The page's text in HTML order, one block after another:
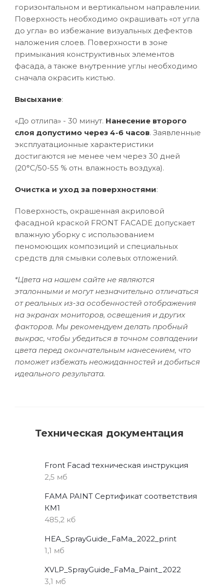
горизонтальном и вертикальном направлении.
Поверхность необходимо окрашивать «от угла
до угла» во избежание визуальных дефектов
наложения слоев. Поверхности в зоне
примыкания конструктивных элементов
фасада, а также внутренние углы необходимо
сначала окрасить кистью.
Высыхание:
«До отлипа» - 30 минут. Нанесение второго
слоя допустимо через 4-6 часов. Заявленные
эксплуатационные характеристики
достигаются не менее чем через 30 дней
(20°C/50-55 % отн. влажность воздуха).
Очистка и уход за поверхностями:
Поверхность, окрашенная акриловой
фасадной краской FRONT FACADE допускает
влажную уборку с использованием
пеномоющих композиций и специальных
средств для смывки солевых отложений.
*Цвета на нашем сайте не являются
эталонными и могут незначительно отличаться
от реальных из-за особенностей отображения
на экранах мониторов, освещения и других
факторов. Мы рекомендуем делать пробный
выкрас, чтобы убедиться в точном совпадении
цвета перед окончательным нанесением, что
поможет избежать неожиданностей и добиться
идеального результата.
Техническая документация
Front Facad техническая инструкция
2,5 мб
FAMA PAINT Сертификат соответствия
КМ1
485,2 кб
HEA_SprayGuide_FaMa_2022_print
1,1 мб
XVLP_SprayGuide_FaMa_Paint_2022
3,1 мб